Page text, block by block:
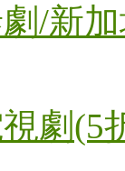
/新加
劇(5